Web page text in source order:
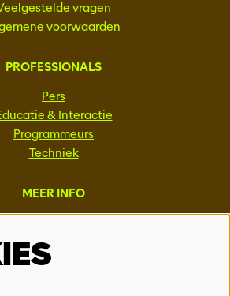
vragen
voorwaarden
PROFESSIONALS
Pers
& Interactie
Programmeurs
Techniek
MEER INFO
Vacatures
& Partnerships